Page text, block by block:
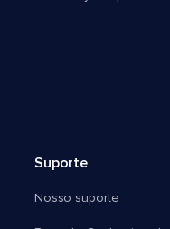
Suporte
Nosso suporte